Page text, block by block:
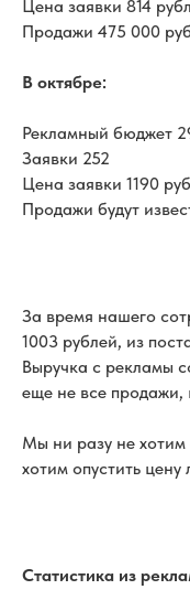
Цена заявки 814
Продажи 475 000
В октябре:
Рекламный бюджет
Заявки 252
Цена заявки 1190
Продажи будут
За время нашего
1003 рублей, из
Выручка с рекламы
еще не все продажи,
Мы ни разу не хотим
хотим опустить
Статистика из